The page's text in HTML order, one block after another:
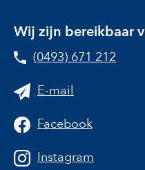
Wij zijn bereikbaar
(0493) 671 212
E-mail
Facebook
Instagram